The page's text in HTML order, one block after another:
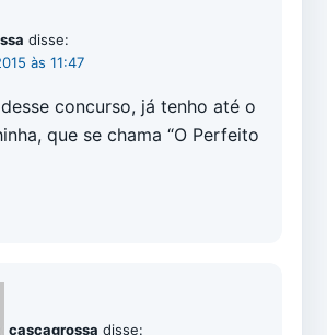
disse:
às 11:47
concurso, já tenho até o
que se chama “O Perfeito
cascagrossa disse: